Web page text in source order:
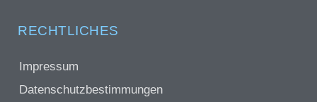
RECHTLICHES
Impressum
Datenschutzbestimmungen